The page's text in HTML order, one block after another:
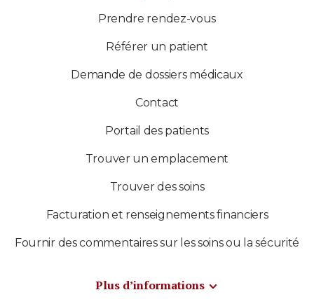
Prendre rendez-vous
Référer un patient
Demande de dossiers médicaux
Contact
Portail des patients
Trouver un emplacement
Trouver des soins
Facturation et renseignements financiers
Fournir des commentaires sur les soins ou la sécurité
Plus d’informations